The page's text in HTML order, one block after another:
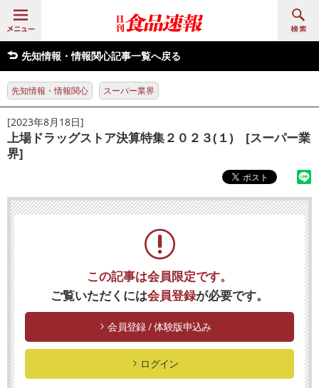
先知情報・情報関心記事一覧へ戻る
先知情報・情報関心 スーパー業界
[2023年8月18日]
上場ドラッグストア決算特集２０２３(１) [スーパー業
界]
この記事は会員限定です。
ご覧いただくには会員登録が必要です。
会員登録 / 体験版申込み
ログイン